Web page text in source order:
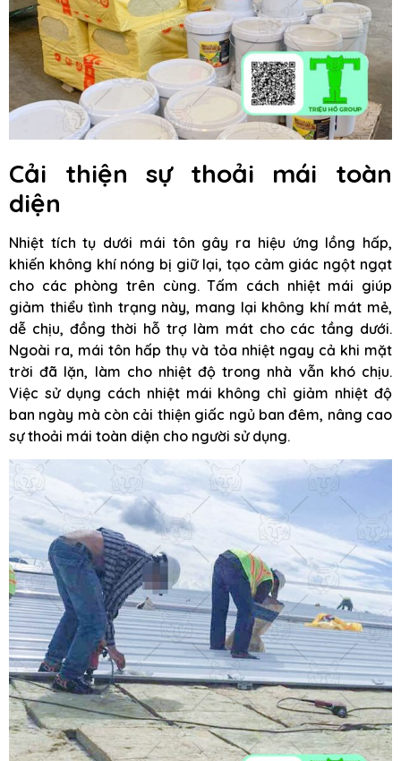
Cải thiện sự thoải mái toàn
diện
Nhiệt tích tụ dưới mái tôn gây ra hiệu ứng lồng hấp,
khiến không khí nóng bị giữ lại, tạo cảm giác ngột ngạt
cho các phòng trên cùng. Tấm cách nhiệt mái giúp
giảm thiểu tình trạng này, mang lại không khí mát mẻ,
dễ chịu, đồng thời hỗ trợ làm mát cho các tầng dưới.
Ngoài ra, mái tôn hấp thụ và tỏa nhiệt ngay cả khi mặt
trời đã lặn, làm cho nhiệt độ trong nhà vẫn khó chịu.
Việc sử dụng cách nhiệt mái không chỉ giảm nhiệt độ
ban ngày mà còn cải thiện giấc ngủ ban đêm, nâng cao
sự thoải mái toàn diện cho người sử dụng.